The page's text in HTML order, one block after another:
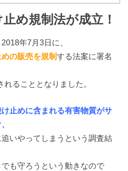
め規制法が成立！
年7月3日に、
の販売を規制する法案に署名
ることとなりました。
け止めに含まれる有害物質がサ
いやってしまうという調査結
も守ろうという動きなので